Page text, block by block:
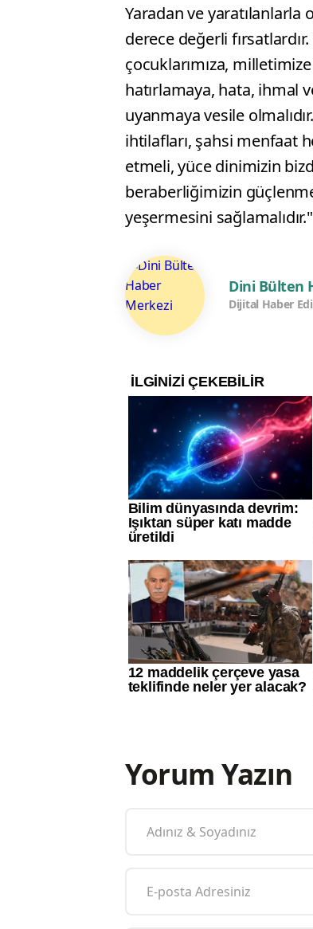
Yaradan ve
derece değerli
çocuklarımıza,
hatırlamaya, hata, ihmal
uyanmaya vesile
ihtilafları, şahsi menfaat
etmeli, yüce dinimizin
beraberliğimizin
yeşermesini sağlamalıdır."
Dini Bülten
Dijital Haber
Yorum Yazın